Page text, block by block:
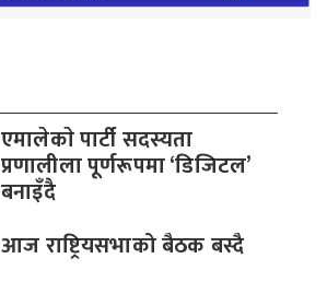
एमालेकाे पार्टी सदस्यता
प्रणालीला पूर्णरूपमा ‘डिजिटल’
बनाइँदै
आज राष्ट्रियसभाको बैठक बस्दै